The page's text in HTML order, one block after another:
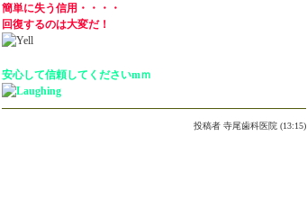
簡単に失う信用・・・・
回復するのは大変だ！
安心して信頼してくださいmｍ
投稿者寺尾歯科医院 (13:15)